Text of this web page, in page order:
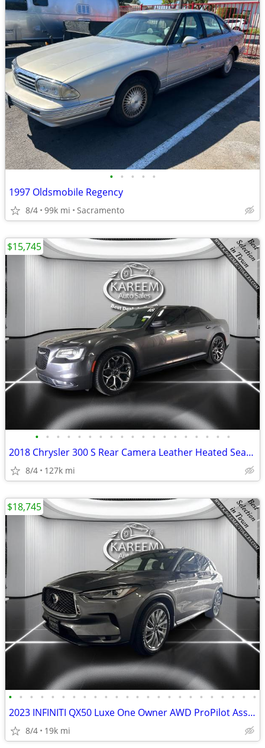
• • • • •
1997 Oldsmobile Regency
8/4 99k mi Sacramento
• • • • • • • • • • • • • • • • • • •
2018 Chrysler 300 S Rear Camera Leather Heated Seats Bluetooth Shift
8/4 127k mi
$15,745
• • • • • • • • • • • • • • • • • • • • • • • •
2023 INFINITI QX50 Luxe One Owner AWD ProPilot Assist Leather Heated
8/4 19k mi
$18,745